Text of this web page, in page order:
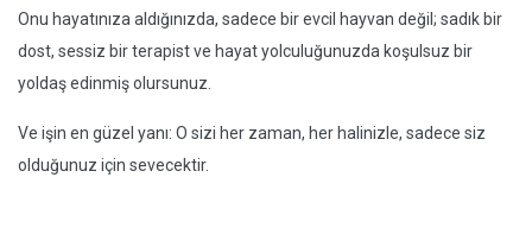
Onu hayatınıza aldığınızda, sadece bir evcil hayvan değil; sadık bir
dost, sessiz bir terapist ve hayat yolculuğunuzda koşulsuz bir
yoldaş edinmiş olursunuz.
Ve işin en güzel yanı: O sizi her zaman, her halinizle, sadece siz
olduğunuz için sevecektir.